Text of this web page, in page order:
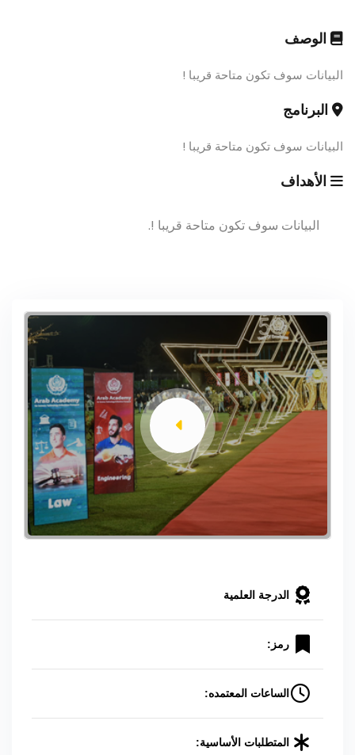
الوصف
البيانات سوف تكون متاحة قريبا !
البرنامج
البيانات سوف تكون متاحة قريبا !
الأهداف
البيانات سوف تكون متاحة قريبا !.
الدرجة العلمية
رمز:
الساعات المعتمده:
المتطلبات الأساسية: